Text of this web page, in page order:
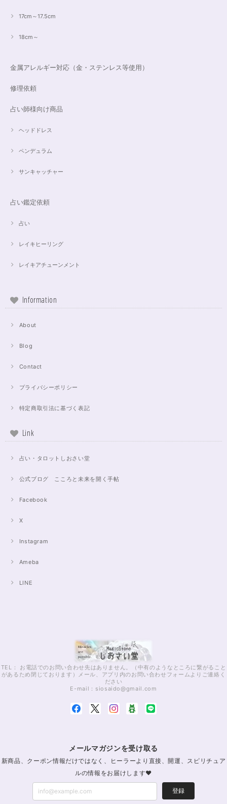
17cm～17.5cm
18cm～
金属アレルギー対応（金・ステンレス等使用）
修理依頼
占い師様向け商品
ヘッドドレス
ペンデュラム
サンキャッチャー
占い鑑定依頼
占い
レイキヒーリング
レイキアチューンメント
Information
About
Blog
Contact
プライバシーポリシー
特定商取引法に基づく表記
Link
占い・タロットしおさい堂
公式ブログ こころと未来を開く手帖
Facebook
X
Instagram
Ameba
LINE
TEL： お電話でのお問い合わせ先はありません。（中有のようなところに繋がること
があるため閉じております）メール、アプリ内のお問い合わせフォームよりご連絡く
ださい
E-mail： siosaido@gmail.com
メールマガジンを受け取る
新商品、クーポン情報だけではなく、ヒーラーより直接、開運、スピリチュア
ルの情報をお届けします♥
登録